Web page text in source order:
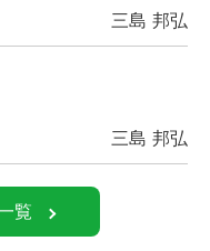
三島 邦弘
三島 邦弘
覧